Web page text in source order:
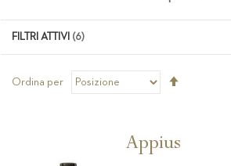
Ordina per
Appius
FILTRI ATTIVI